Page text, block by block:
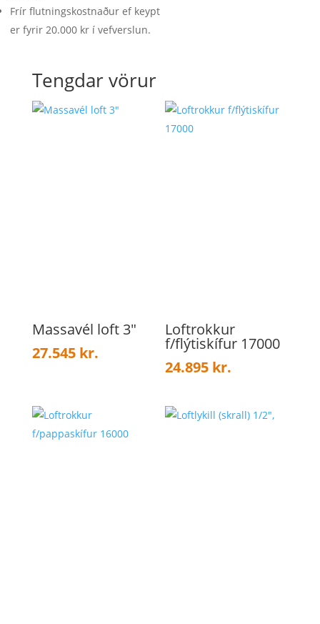
Frír flutningskostnaður ef keypt
er fyrir 20.000 kr í vefverslun.
Tengdar vörur
Massavél loft 3″
27.545 kr.
Loftrokkur
f/flýtiskífur 17000
24.895 kr.